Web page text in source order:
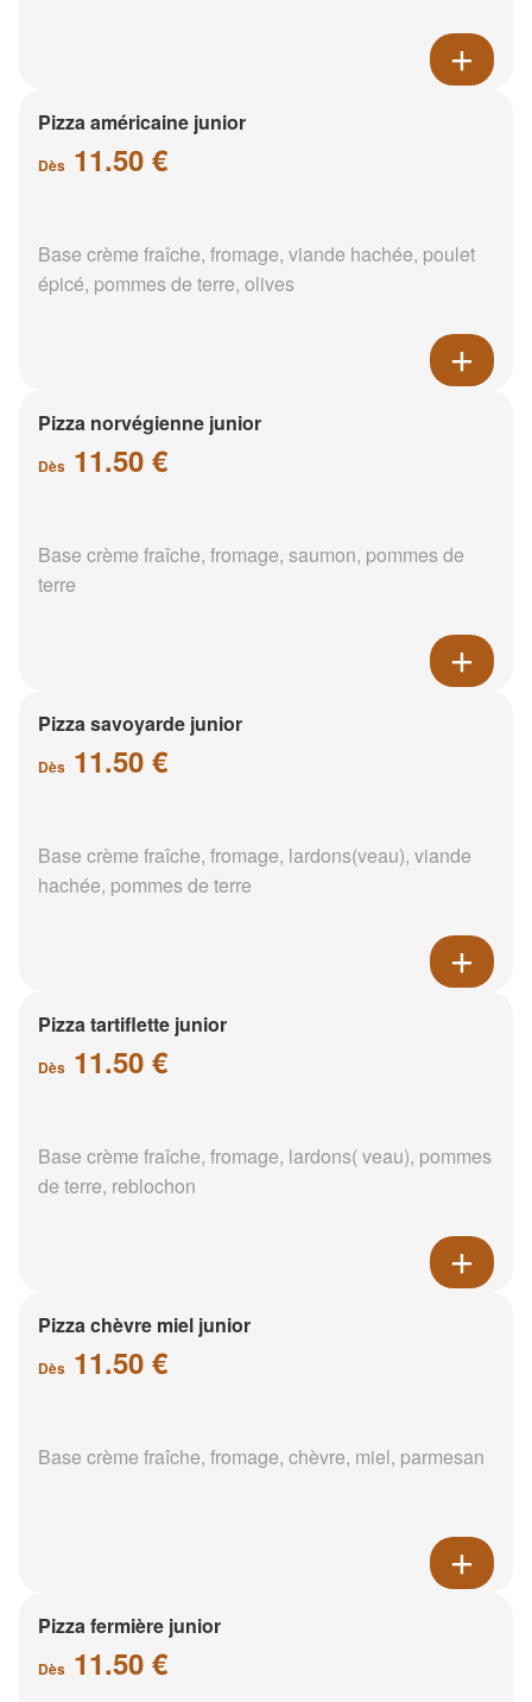
Pizza américaine junior
Dès 11.50 €
Base crème fraîche, fromage, viande hachée, poulet
épicé, pommes de terre, olives
Pizza norvégienne junior
Dès 11.50 €
Base crème fraîche, fromage, saumon, pommes de
terre
Pizza savoyarde junior
Dès 11.50 €
Base crème fraîche, fromage, lardons(veau), viande
hachée, pommes de terre
Pizza tartiflette junior
Dès 11.50 €
Base crème fraîche, fromage, lardons( veau), pommes
de terre, reblochon
Pizza chèvre miel junior
Dès 11.50 €
Base crème fraîche, fromage, chèvre, miel, parmesan
Pizza fermière junior
Dès 11.50 €